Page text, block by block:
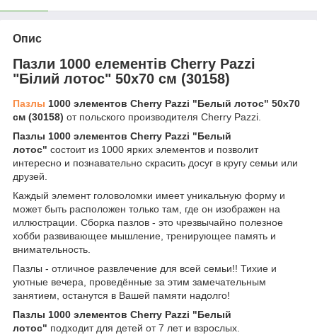
Опис
Пазли 1000 елементів Cherry Pazzi
"Білий лотос" 50х70 см (30158)
Пазлы 1000 элементов Cherry Pazzi "Белый лотос" 50х70
см (30158) от польского производителя Cherry Pazzi.
Пазлы 1000 элементов Cherry Pazzi "Белый
лотос" состоит из 1000 ярких элементов и позволит
интересно и познавательно скрасить досуг в кругу семьи или
друзей.
Каждый элемент головоломки имеет уникальную форму и
может быть расположен только там, где он изображен на
иллюстрации. Сборка пазлов - это чрезвычайно полезное
хобби развивающее мышление, тренирующее память и
внимательность.
Пазлы - отличное развлечение для всей семьи!! Тихие и
уютные вечера, проведённые за этим замечательным
занятием, останутся в Вашей памяти надолго!
Пазлы 1000 элементов Cherry Pazzi "Белый
лотос" подходит для детей от 7 лет и взрослых.